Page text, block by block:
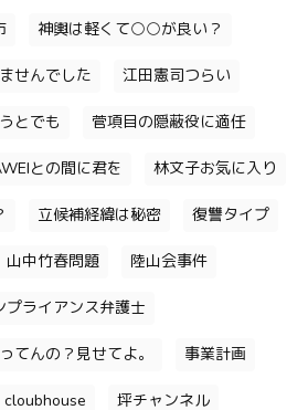
神輿は軽くて○○が良い？
せんでした 江田憲司つらい
とでも 菅項目の隠蔽役に適任
との間に君を 林文子お気に入り
立候補経緯は秘密 復讐タイプ
山中竹春問題 陸山会事件
プライアンス弁護士
てんの？見せてよ。 事業計画
cloubhouse 坪チャンネル